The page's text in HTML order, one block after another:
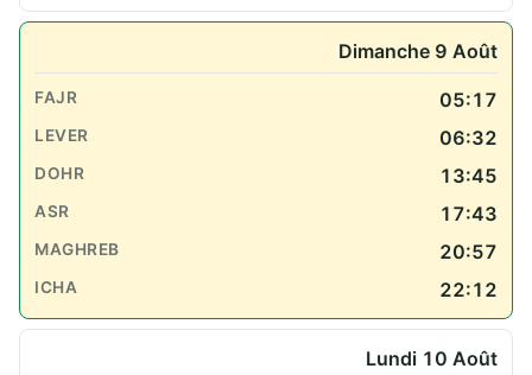
Dimanche 9 Août
05:17
06:32
13:45
17:43
20:57
22:12
Lundi 10 Août